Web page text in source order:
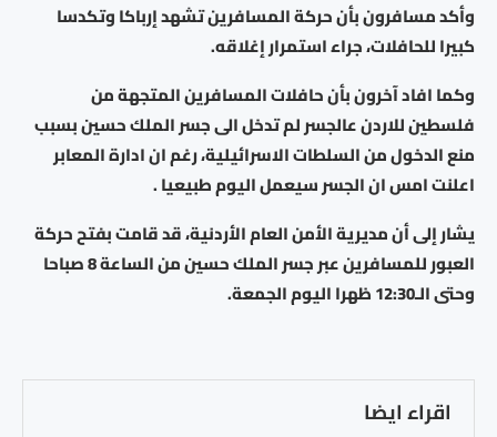
وأكد مسافرون بأن حركة المسافرين تشهد إرباكا وتكدسا
كبيرا للحافلات، جراء استمرار إغلاقه.
وكما افاد آخرون بأن حافلات المسافرين المتجهة من
فلسطين للاردن عالجسر لم تدخل الى جسر الملك حسين بسبب
منع الدخول من السلطات الاسرائيلية، رغم ان ادارة المعابر
اعلنت امس ان الجسر سيعمل اليوم طبيعيا .
يشار إلى أن مديرية الأمن العام الأردنية، قد قامت بفتح حركة
العبور للمسافرين عبر جسر الملك حسين من الساعة 8 صباحا
وحتى الـ12:30 ظهرا اليوم الجمعة.
اقراء ايضا